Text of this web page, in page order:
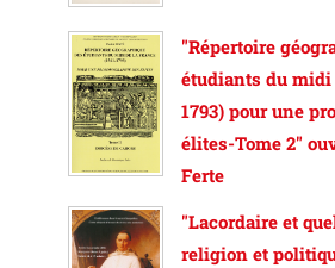
"Répertoire
étudiants du midi
1793) pour une
élites-Tome 2"
Ferte
"Lacordaire et
religion et